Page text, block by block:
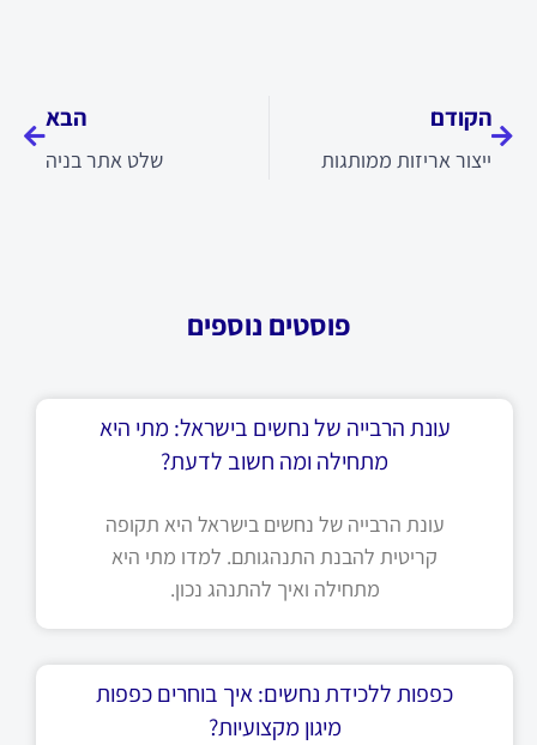
הקודם
ייצור אריזות ממותגות
הבא
שלט אתר בניה
פוסטים נוספים
עונת הרבייה של נחשים בישראל: מתי היא
מתחילה ומה חשוב לדעת?
עונת הרבייה של נחשים בישראל היא תקופה
קריטית להבנת התנהגותם. למדו מתי היא
מתחילה ואיך להתנהג נכון.
כפפות ללכידת נחשים: איך בוחרים כפפות
מיגון מקצועיות?